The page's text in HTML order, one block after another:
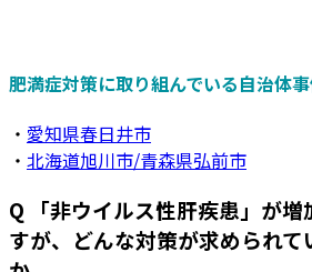
肥満症対策に取り組んでいる自治体
・ 愛知県春日井市
・ 北海道旭川市/青森県弘前市
Q 「非ウイルス性肝疾患」が増
すが、どんな対策が求められて